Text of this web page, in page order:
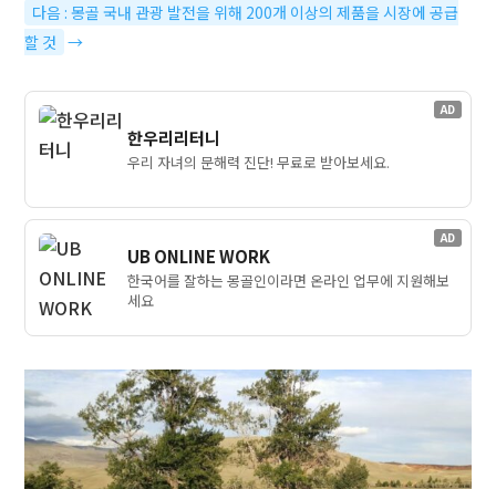
다음 : 몽골 국내 관광 발전을 위해 200개 이상의 제품을 시장에 공급
할 것 →
AD
한우리리터니
우리 자녀의 문해력 진단! 무료로 받아보세요.
AD
UB ONLINE WORK
한국어를 잘하는 몽골인이라면 온라인 업무에 지원해보
세요